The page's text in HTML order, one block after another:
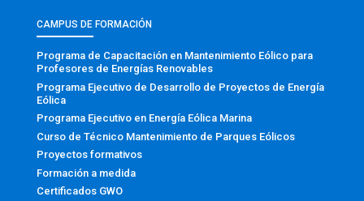
CAMPUS DE FORMACIÓN
Programa de Capacitación en Mantenimiento Eólico para
Profesores de Energías Renovables
Programa Ejecutivo de Desarrollo de Proyectos de Energía
Eólica
Programa Ejecutivo en Energía Eólica Marina
Curso de Técnico Mantenimiento de Parques Eólicos
Proyectos formativos
Formación a medida
Certificados GWO